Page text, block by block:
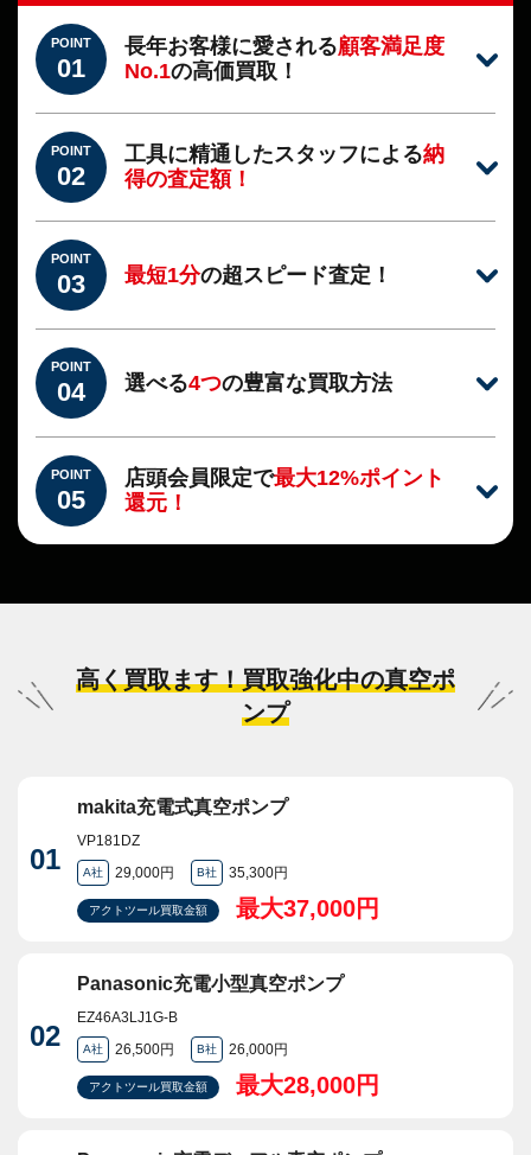
POINT
01
長年お客様に愛される顧客満足度
No.1の高価買取！
POINT
02
工具に精通したスタッフによる納
得の査定額！
POINT
03 最短1分の超スピード査定！
POINT
04 選べる4つの豊富な買取方法
POINT
05
店頭会員限定で最大12%ポイント
還元！
高く買取ます！買取強化中の真空ポ
ンプ
01
makita充電式真空ポンプ
VP181DZ
A社 29,000円 B社 35,300円
アクトツール買取金額 最大37,000円
02
Panasonic充電小型真空ポンプ
EZ46A3LJ1G-B
A社 26,500円 B社 26,000円
アクトツール買取金額 最大28,000円